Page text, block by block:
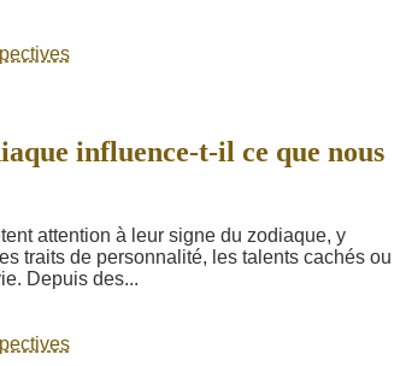
influence-t-il ce que nous
attention à leur signe du zodiaque, y
traits de personnalité, les talents cachés ou
Depuis des...